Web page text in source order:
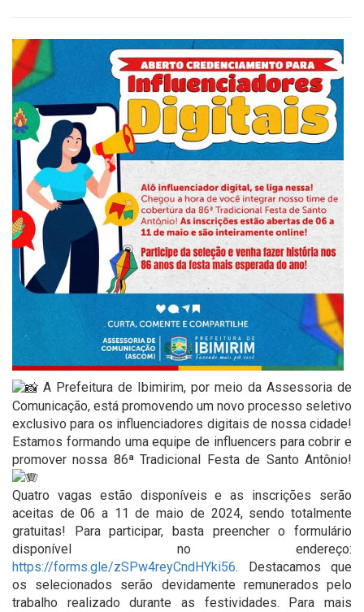
A Prefeitura de Ibimirim, por meio da Assessoria de
Comunicação, está promovendo um novo processo seletivo
exclusivo para os influenciadores digitais de nossa cidade!
Estamos formando uma equipe de influencers para cobrir e
promover nossa 86ª Tradicional Festa de Santo Antônio!
Quatro vagas estão disponíveis e as inscrições serão
aceitas de 06 a 11 de maio de 2024, sendo totalmente
gratuitas! Para participar, basta preencher o formulário
disponível no endereço:
https://forms.gle/zSPw4reyCndHYki56. Destacamos que
os selecionados serão devidamente remunerados pelo
trabalho realizado durante as festividades. Para mais